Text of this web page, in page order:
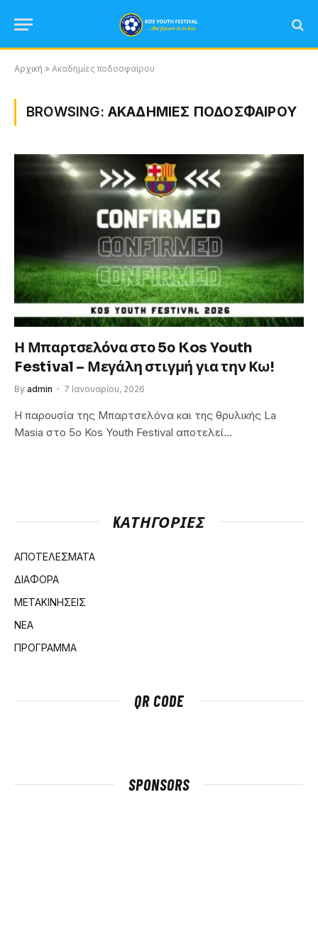
Αρχική » Ακαδημίες ποδοσφαίρου
BROWSING: ΑΚΑΔΗΜΊΕΣ ΠΟΔΟΣΦΑΊΡΟΥ
Η Μπαρτσελόνα στο 5ο Kos Youth
Festival – Μεγάλη στιγμή για την Κω!
By admin 7 Ιανουαρίου, 2026
Η παρουσία της Μπαρτσελόνα και της θρυλικής La
Masia στο 5ο Kos Youth Festival αποτελεί…
KΑΤΗΓΟΡΊΕΣ
ΑΠΟΤΕΛΕΣΜΑΤΑ
ΔΙΑΦΟΡΑ
ΜΕΤΑΚΙΝΗΣΕΙΣ
ΝΕΑ
ΠΡΟΓΡΑΜΜΑ
QR CODE
SPONSORS